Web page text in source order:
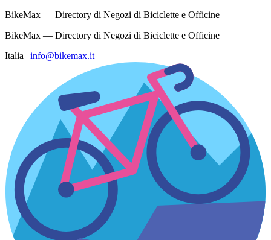
BikeMax — Directory di Negozi di Biciclette e Officine
BikeMax — Directory di Negozi di Biciclette e Officine
Italia | info@bikemax.it